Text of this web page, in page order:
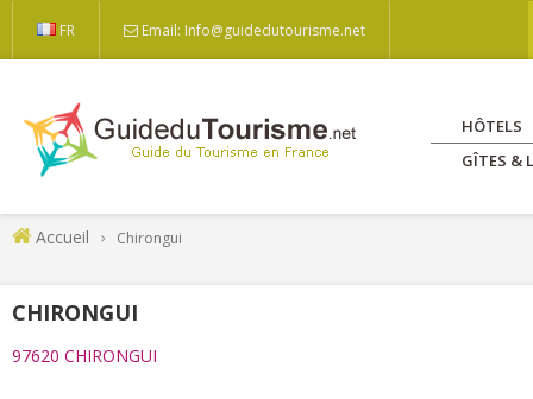
FR Email: Info@guidedutourisme.net
HÔTELS
GÎTES &
Accueil Chirongui
CHIRONGUI
97620 CHIRONGUI